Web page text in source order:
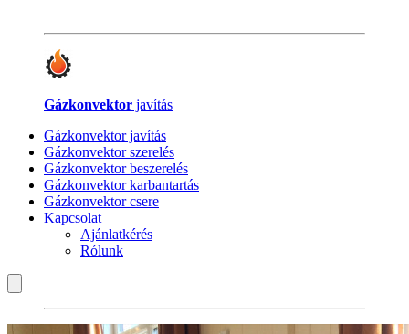
Gázkonvektor javítás
Gázkonvektor javítás
Gázkonvektor szerelés
Gázkonvektor beszerelés
Gázkonvektor karbantartás
Gázkonvektor csere
Kapcsolat
Ajánlatkérés
Rólunk